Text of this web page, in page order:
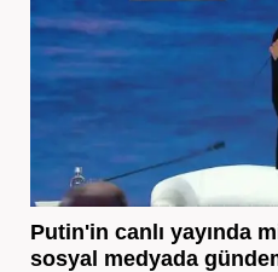
Putin'in canlı yayında
sosyal medyada